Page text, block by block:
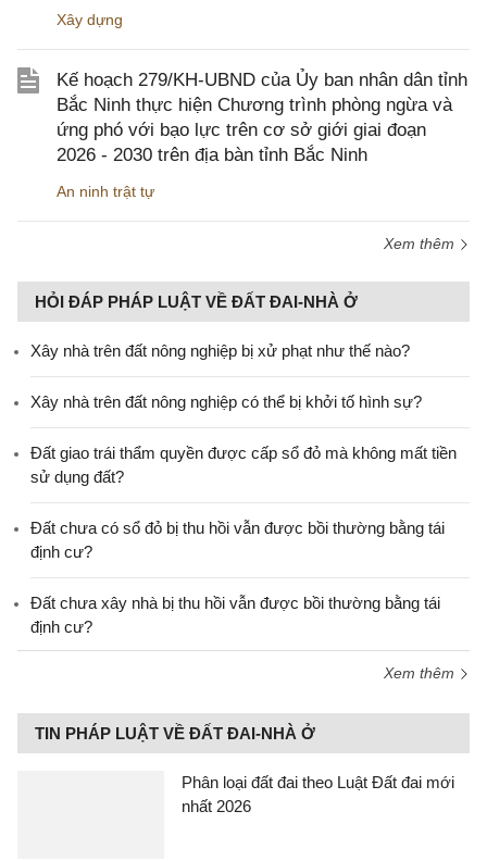
Xây dựng
Kế hoạch 279/KH-UBND của Ủy ban nhân dân tỉnh
Bắc Ninh thực hiện Chương trình phòng ngừa và
ứng phó với bạo lực trên cơ sở giới giai đoạn
2026 - 2030 trên địa bàn tỉnh Bắc Ninh
An ninh trật tự
Xem thêm
HỎI ĐÁP PHÁP LUẬT VỀ ĐẤT ĐAI-NHÀ Ở
Xây nhà trên đất nông nghiệp bị xử phạt như thế nào?
Xây nhà trên đất nông nghiệp có thể bị khởi tố hình sự?
Đất giao trái thẩm quyền được cấp sổ đỏ mà không mất tiền
sử dụng đất?
Đất chưa có sổ đỏ bị thu hồi vẫn được bồi thường bằng tái
định cư?
Đất chưa xây nhà bị thu hồi vẫn được bồi thường bằng tái
định cư?
Xem thêm
TIN PHÁP LUẬT VỀ ĐẤT ĐAI-NHÀ Ở
Phân loại đất đai theo Luật Đất đai mới
nhất 2026